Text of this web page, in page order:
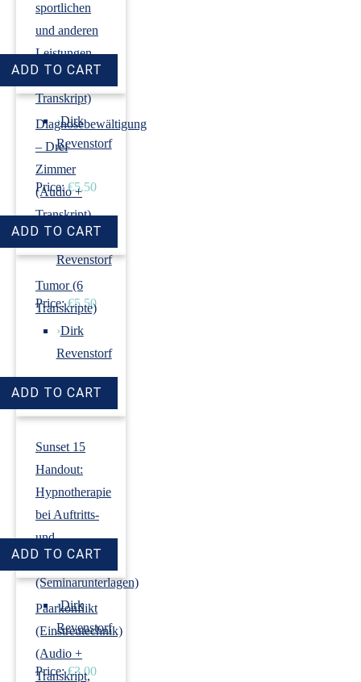
sportlichen
und anderen
Leistungen
(Audio +
Transkript)
›Dirk
Revenstorf
Price: €5.50
Diagnosebewältigung
– Drei
Zimmer
(Audio +
Transkript)
›Dirk
Revenstorf
Price: €5.50
Tumor (6
Transkripte)
›Dirk
Revenstorf
Price: €18.00
Sunset 15
Handout:
Hypnotherapie
bei Auftritts-
und
Prüfungsangst
(Seminarunterlagen)
›Dirk
Revenstorf
Price: €3.00
Paarkonflikt
(Einstreutechnik)
(Audio +
Transkript,